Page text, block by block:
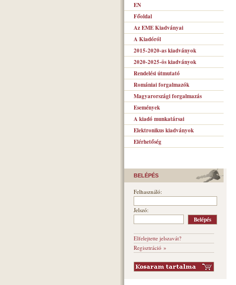
EN
Főoldal
Az EME Kiadványai
A Kiadóról
2015-2020-as kiadványok
2020-2025-ös kiadványok
Rendelési útmutató
Romániai forgalmazók
Magyarországi forgalmazás
Események
A kiadó munkatársai
Elektronikus kiadványok
Elérhetőség
BELÉPÉS
Felhasználó:
Jelszó:
Elfelejtette jelszavát?
Regisztráció »